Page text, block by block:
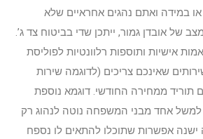
במידה ואתם נהגים אחראיים שלא
של אובדן גמור, ייתכן שדי בביטוח צד ג’.
אישיות ותוספות רלוונטיות לפוליסת
שאינכם צריכים (לדוגמה שירות
תוריד ממחירה החודשי. דוגמא נוספת
למשל אחד מבני המשפחה נוטה לנהוג רק
ישנה אפשרות שתוכלו להתאים לו נספח